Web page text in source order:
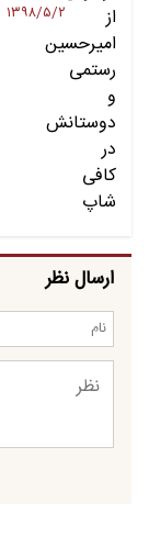
۱۳۹۸/۵/۲
ارسال نظر